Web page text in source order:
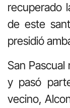
recuperado
de este
presidió
San Pascual
y pasó
vecino,